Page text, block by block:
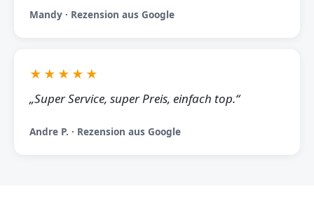
Mandy · Rezension aus Google
★★★★★
„Super Service, super Preis, einfach top.“
Andre P. · Rezension aus Google